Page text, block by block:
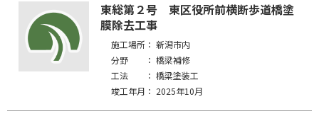
東総第２号 東区役所前横断歩道橋塗
膜除去工事
施工場所： 新潟市内
分野 ： 橋梁補修
工法 ： 橋梁塗装工
竣工年月： 2025年10月